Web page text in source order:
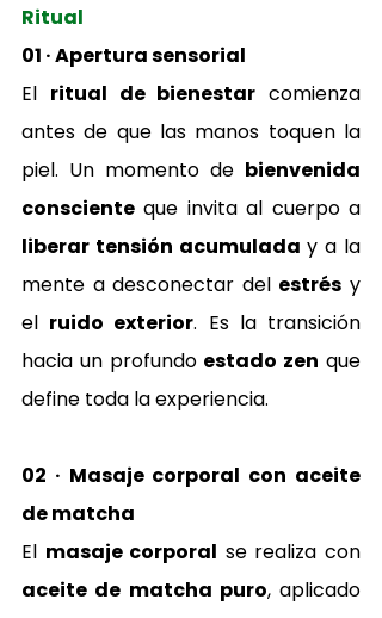
Ritual
01 · Apertura sensorial
El ritual de bienestar comienza
antes de que las manos toquen la
piel. Un momento de bienvenida
consciente
liberar tensión acumulada y a la
mente a desconectar del estrés y
el ruido exterior. Es la transición
hacia un profundo estado zen que
define toda la experiencia.
02 · Masaje corporal con aceite
de matcha
El masaje corporal
aceite de matcha puro, aplicado